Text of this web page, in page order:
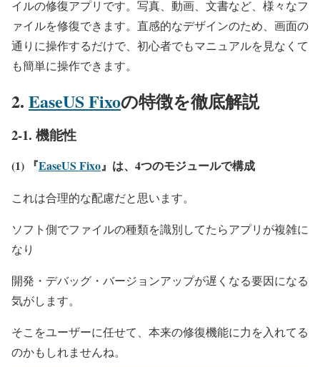
イルの修復アプリです。写真、動画、文書など、様々なフ
ァイルを修復できます。直感的なデザインのため、画面の
通りに操作するだけで、初心者でもマニュアルを見なくて
も簡単に操作できます。
2. EaseUS Fixoの特徴を徹底解説
2-1. 機能性
(1) 『EaseUS Fixo』は、 4つのモジュールで構成
これは合理的な配慮だと思います。
ソフト側でファイルの種類を識別してたらアプリが複雑に
なり
開発・デバッグ・バージョンアップが遅くなる要因になる
気がします。
そこをユーザーに任せて、本来の修復機能に力を入れてる
のかもしれませんね。